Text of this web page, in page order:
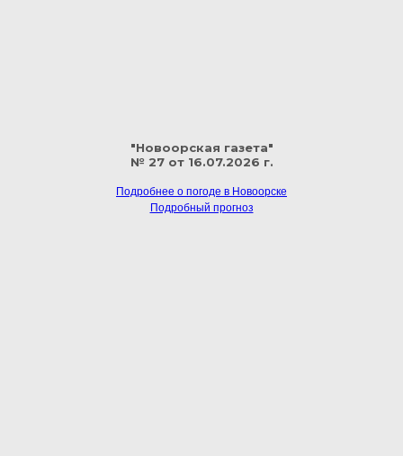
"Новоорская газета"
№ 27 от 16.07.2026 г.
Подробнее о погоде в Новоорске
Подробный прогноз